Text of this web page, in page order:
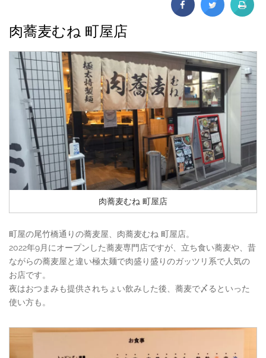
肉蕎麦むね 町屋店
肉蕎麦むね 町屋店
町屋の尾竹橋通りの蕎麦屋、肉蕎麦むね 町屋店。
2022年9月にオープンした蕎麦専門店ですが、立ち食い蕎麦や、昔
ながらの蕎麦屋と違い極太麺で肉盛り盛りのガッツリ系で人気の
お店です。
夜はおつまみも提供されちょい飲みした後、蕎麦で〆るといった
使い方も。